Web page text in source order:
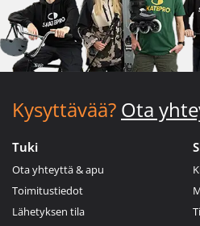
Kysyttävää? Ota
Tuki
Ota yhteyttä & apu
Toimitustiedot
Lähetyksen tila